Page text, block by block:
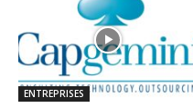
ENTREPRISES